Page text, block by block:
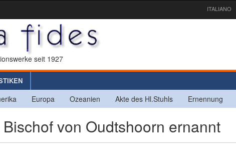
ITALIANO
seit 1927
Europa Ozeanien Akte des Hl.Stuhls Ernennung
von Oudtshoorn ernannt